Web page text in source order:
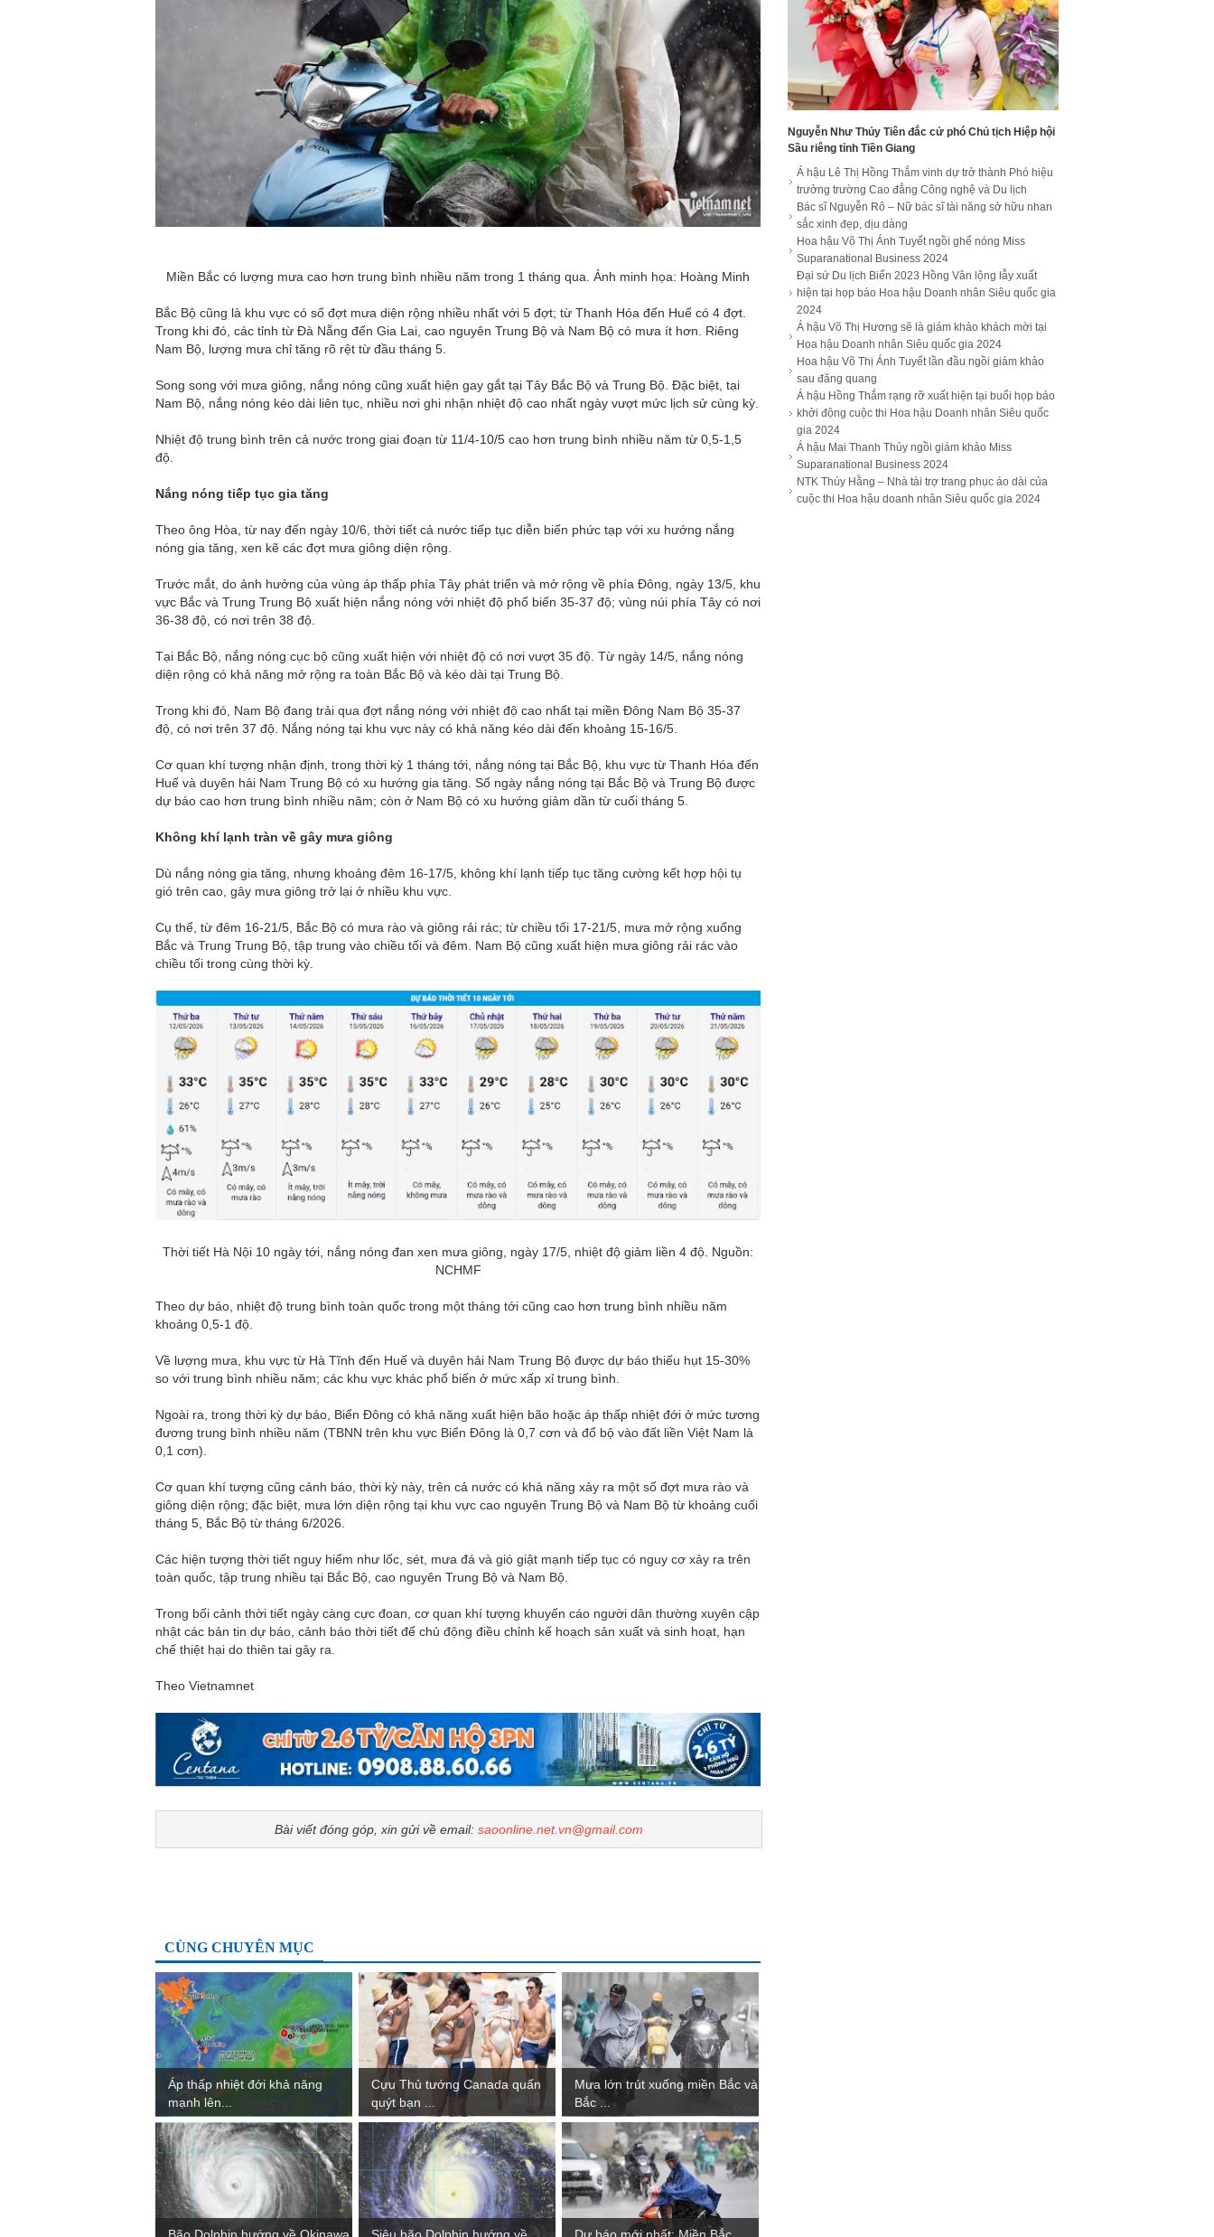
Miền Bắc có lượng mưa cao hơn trung bình nhiều năm trong 1 tháng qua. Ảnh minh họa: Hoàng Minh
Bắc Bộ cũng là khu vực có số đợt mưa diện rộng nhiều nhất với 5 đợt; từ Thanh Hóa đến Huế có 4 đợt.
Trong khi đó, các tỉnh từ Đà Nẵng đến Gia Lai, cao nguyên Trung Bộ và Nam Bộ có mưa ít hơn. Riêng
Nam Bộ, lượng mưa chỉ tăng rõ rệt từ đầu tháng 5.
Song song với mưa giông, nắng nóng cũng xuất hiện gay gắt tại Tây Bắc Bộ và Trung Bộ. Đặc biệt, tại
Nam Bộ, nắng nóng kéo dài liên tục, nhiều nơi ghi nhận nhiệt độ cao nhất ngày vượt mức lịch sử cùng kỳ.
Nhiệt độ trung bình trên cả nước trong giai đoạn từ 11/4-10/5 cao hơn trung bình nhiều năm từ 0,5-1,5
độ.
Nắng nóng tiếp tục gia tăng
Theo ông Hòa, từ nay đến ngày 10/6, thời tiết cả nước tiếp tục diễn biến phức tạp với xu hướng nắng
nóng gia tăng, xen kẽ các đợt mưa giông diện rộng.
Trước mắt, do ảnh hưởng của vùng áp thấp phía Tây phát triển và mở rộng về phía Đông, ngày 13/5, khu
vực Bắc và Trung Trung Bộ xuất hiện nắng nóng với nhiệt độ phổ biến 35-37 độ; vùng núi phía Tây có nơi
36-38 độ, có nơi trên 38 độ.
Tại Bắc Bộ, nắng nóng cục bộ cũng xuất hiện với nhiệt độ có nơi vượt 35 độ. Từ ngày 14/5, nắng nóng
diện rộng có khả năng mở rộng ra toàn Bắc Bộ và kéo dài tại Trung Bộ.
Trong khi đó, Nam Bộ đang trải qua đợt nắng nóng với nhiệt độ cao nhất tại miền Đông Nam Bộ 35-37
độ, có nơi trên 37 độ. Nắng nóng tại khu vực này có khả năng kéo dài đến khoảng 15-16/5.
Cơ quan khí tượng nhận định, trong thời kỳ 1 tháng tới, nắng nóng tại Bắc Bộ, khu vực từ Thanh Hóa đến
Huế và duyên hải Nam Trung Bộ có xu hướng gia tăng. Số ngày nắng nóng tại Bắc Bộ và Trung Bộ được
dự báo cao hơn trung bình nhiều năm; còn ở Nam Bộ có xu hướng giảm dần từ cuối tháng 5.
Không khí lạnh tràn về gây mưa giông
Dù nắng nóng gia tăng, nhưng khoảng đêm 16-17/5, không khí lạnh tiếp tục tăng cường kết hợp hội tụ
gió trên cao, gây mưa giông trở lại ở nhiều khu vực.
Cụ thể, từ đêm 16-21/5, Bắc Bộ có mưa rào và giông rải rác; từ chiều tối 17-21/5, mưa mở rộng xuống
Bắc và Trung Trung Bộ, tập trung vào chiều tối và đêm. Nam Bộ cũng xuất hiện mưa giông rải rác vào
chiều tối trong cùng thời kỳ.
Thời tiết Hà Nội 10 ngày tới, nắng nóng đan xen mưa giông, ngày 17/5, nhiệt độ giảm liền 4 độ. Nguồn:
NCHMF
Theo dự báo, nhiệt độ trung bình toàn quốc trong một tháng tới cũng cao hơn trung bình nhiều năm
khoảng 0,5-1 độ.
Về lượng mưa, khu vực từ Hà Tĩnh đến Huế và duyên hải Nam Trung Bộ được dự báo thiếu hụt 15-30%
so với trung bình nhiều năm; các khu vực khác phổ biến ở mức xấp xỉ trung bình.
Ngoài ra, trong thời kỳ dự báo, Biển Đông có khả năng xuất hiện bão hoặc áp thấp nhiệt đới ở mức tương
đương trung bình nhiều năm (TBNN trên khu vực Biển Đông là 0,7 cơn và đổ bộ vào đất liền Việt Nam là
0,1 cơn).
Cơ quan khí tượng cũng cảnh báo, thời kỳ này, trên cả nước có khả năng xảy ra một số đợt mưa rào và
giông diện rộng; đặc biệt, mưa lớn diện rộng tại khu vực cao nguyên Trung Bộ và Nam Bộ từ khoảng cuối
tháng 5, Bắc Bộ từ tháng 6/2026.
Các hiện tượng thời tiết nguy hiểm như lốc, sét, mưa đá và gió giật mạnh tiếp tục có nguy cơ xảy ra trên
toàn quốc, tập trung nhiều tại Bắc Bộ, cao nguyên Trung Bộ và Nam Bộ.
Trong bối cảnh thời tiết ngày càng cực đoan, cơ quan khí tượng khuyến cáo người dân thường xuyên cập
nhật các bản tin dự báo, cảnh báo thời tiết để chủ động điều chỉnh kế hoạch sản xuất và sinh hoạt, hạn
chế thiệt hại do thiên tai gây ra.
Theo Vietnamnet
Bài viết đóng góp, xin gửi về email: saoonline.net.vn@gmail.com
CÙNG CHUYÊN MỤC
Áp thấp nhiệt đới khả năng
mạnh lên...
Cựu Thủ tướng Canada quấn
quýt bạn ...
Mưa lớn trút xuống miền Bắc và
Bắc ...
Nguyễn Như Thủy Tiên đắc cử phó Chủ tịch Hiệp hội
Sầu riêng tỉnh Tiền Giang
Á hậu Lê Thị Hồng Thắm vinh dự trở thành Phó hiệu
trưởng trường Cao đẳng Công nghệ và Du lịch
Bác sĩ Nguyễn Rô – Nữ bác sĩ tài năng sở hữu nhan
sắc xinh đẹp, dịu dàng
Hoa hậu Võ Thị Ánh Tuyết ngồi ghế nóng Miss
Suparanational Business 2024
Đại sứ Du lịch Biển 2023 Hồng Vân lộng lẫy xuất
hiện tại họp báo Hoa hậu Doanh nhân Siêu quốc gia
2024
Á hậu Võ Thị Hương sẽ là giám khảo khách mời tại
Hoa hậu Doanh nhân Siêu quốc gia 2024
Hoa hậu Võ Thị Ánh Tuyết lần đầu ngồi giám khảo
sau đăng quang
Á hậu Hồng Thắm rạng rỡ xuất hiện tại buổi họp báo
khởi động cuộc thi Hoa hậu Doanh nhân Siêu quốc
gia 2024
Á hậu Mai Thanh Thủy ngồi giám khảo Miss
Suparanational Business 2024
NTK Thúy Hằng – Nhà tài trợ trang phục áo dài của
cuộc thi Hoa hậu doanh nhân Siêu quốc gia 2024